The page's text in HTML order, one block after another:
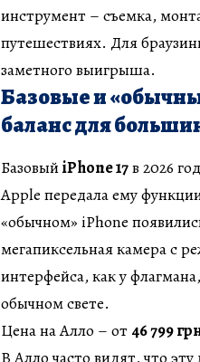
инструмент – съемка,
путешествиях. Для
заметного выигрыша.
Базовые и
баланс для
БазовыйiPhone 17в 2026
Apple передала ему
«обычном» iPhone
мегапиксельная камера с
интерфейса, как у
обычном свете.
Цена на Алло – от 46 799
В Алло часто видят, что